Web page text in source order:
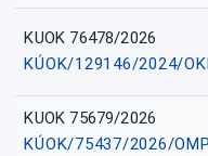
KUOK 76478/2026
KÚOK/129146/2024/
KUOK 75679/2026
KÚOK/75437/2026/